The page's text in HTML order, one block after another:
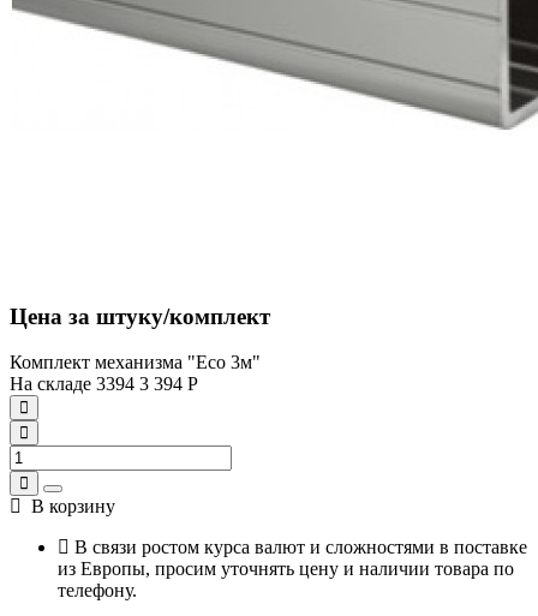
Цена за штуку/комплект
Комплект механизма "Eco 3м"
На складе 3394 3 394 Р
В корзину
В связи ростом курса валют и сложностями в поставке
из Европы, просим уточнять цену и наличии товара по
телефону.